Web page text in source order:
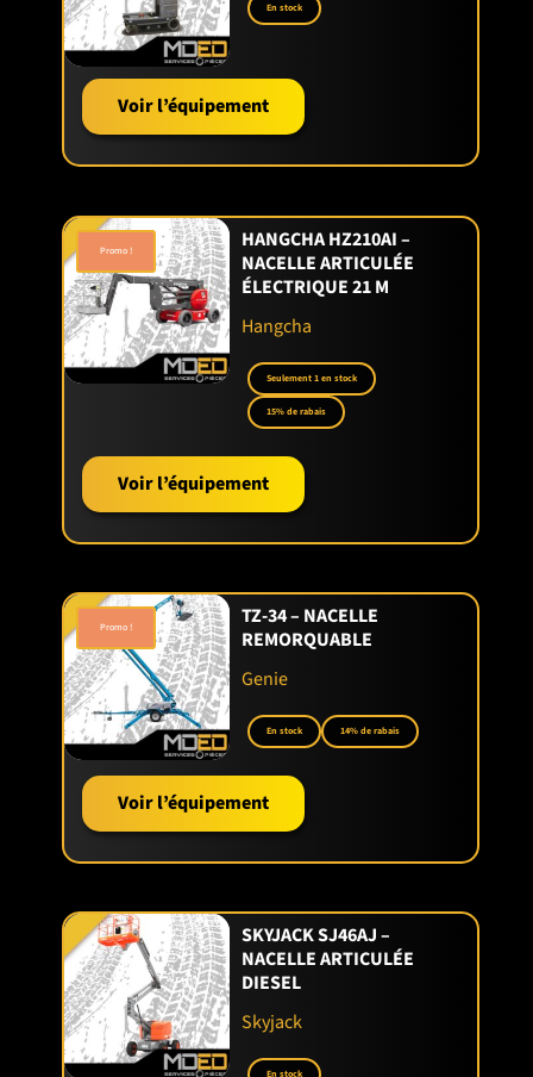
En stock
Voir l’équipement
Promo !
HANGCHA HZ210AI –
NACELLE ARTICULÉE
ÉLECTRIQUE 21 M
Hangcha
Seulement 1 en stock
15% de rabais
Voir l’équipement
Promo !
TZ-34 – NACELLE
REMORQUABLE
Genie
En stock 14% de rabais
Voir l’équipement
SKYJACK SJ46AJ –
NACELLE ARTICULÉE
DIESEL
Skyjack